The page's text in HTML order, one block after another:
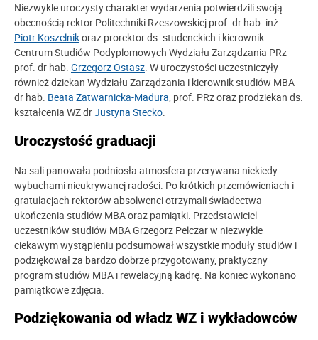
Niezwykle uroczysty charakter wydarzenia potwierdzili swoją
obecnością rektor Politechniki Rzeszowskiej prof. dr hab. inż.
Piotr Koszelnikoraz prorektor ds. studenckich i kierownik
Centrum Studiów Podyplomowych Wydziału Zarządzania PRz
prof. dr hab. Grzegorz Ostasz. W uroczystości uczestniczyły
również dziekan Wydziału Zarządzania i kierownik studiów MBA
dr hab. Beata Zatwarnicka-Madura, prof. PRz oraz prodziekan ds.
kształcenia WZ drJustyna Stecko.
Uroczystość graduacji
Na sali panowała podniosła atmosfera przerywana niekiedy
wybuchami nieukrywanej radości. Po krótkich przemówieniach i
gratulacjach rektorów absolwenci otrzymali świadectwa
ukończenia studiów MBA oraz pamiątki. Przedstawiciel
uczestników studiów MBA Grzegorz Pelczar w niezwykle
ciekawym wystąpieniu podsumował wszystkie moduły studiów i
podziękował za bardzo dobrze przygotowany, praktyczny
program studiów MBA i rewelacyjną kadrę. Na koniec wykonano
pamiątkowe zdjęcia.
Podziękowania od władz WZ i wykładowców